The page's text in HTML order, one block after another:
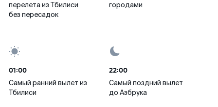
перелета из Тбилиси
без пересадок
городами
01:00
Самый ранний вылет из
Тбилиси
22:00
Самый поздний вылет
до Азбрука